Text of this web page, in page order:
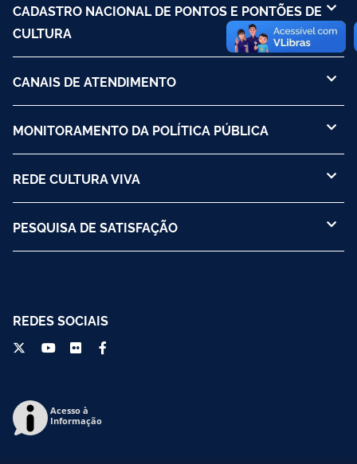
CADASTRO NACIONAL DE PONTOS E PONTÕES DE
CULTURA
CANAIS DE ATENDIMENTO
MONITORAMENTO DA POLÍTICA PÚBLICA
REDE CULTURA VIVA
PESQUISA DE SATISFAÇÃO
REDES SOCIAIS
Acesso à
Informação